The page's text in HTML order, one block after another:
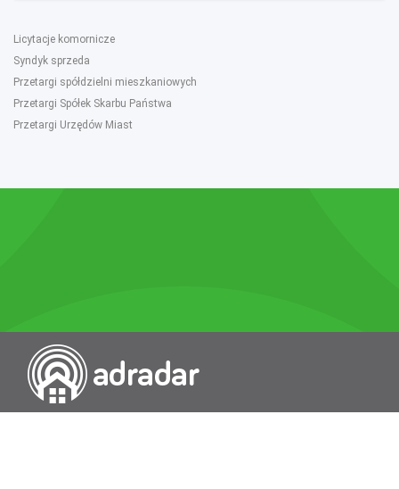
Licytacje komornicze
Syndyk sprzeda
Przetargi spółdzielni mieszkaniowych
Przetargi Spółek Skarbu Państwa
Przetargi Urzędów Miast